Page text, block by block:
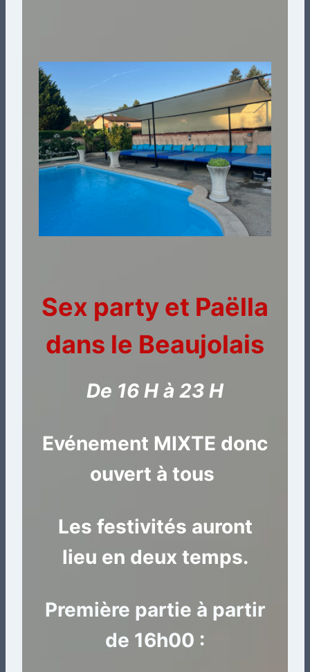
Sex party et Paëlla
dans le Beaujolais
De 16 H à 23 H
Evénement MIXTE donc
ouvert à tous
Les festivités auront
lieu en deux temps.
Première partie à partir
de 16h00 :